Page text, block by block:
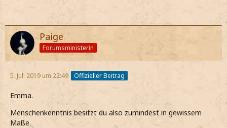
Paige
Forumsministerin
5. Juli 2019 um 22:49 Offizieller Beitrag
Emma.
Menschenkenntnis besitzt du also zumindest in gewissem
Maße.